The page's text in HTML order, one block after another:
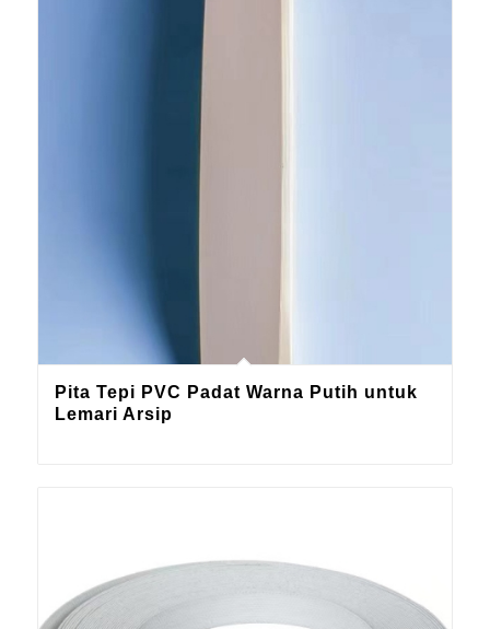
Pita Tepi PVC Padat Warna Putih untuk
Lemari Arsip